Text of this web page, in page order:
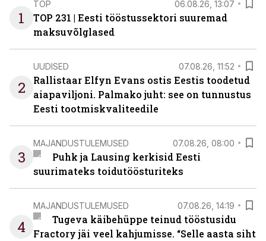
1
TOP 06.08.26, 13:07
TOP 231 | Eesti tööstussektori suuremad
maksuvõlglased
2
UUDISED 07.08.26, 11:52
Rallistaar Elfyn Evans ostis Eestis toodetud
aiapaviljoni. Palmako juht: see on tunnustus
Eesti tootmiskvaliteedile
3
MAJANDUSTULEMUSED 07.08.26, 08:00
Puhk ja Lausing kerkisid Eesti
suurimateks toidutöösturiteks
4
MAJANDUSTULEMUSED 07.08.26, 14:19
Tugeva käibehüppe teinud tööstusidu
Fractory jäi veel kahjumisse. “Selle aasta siht